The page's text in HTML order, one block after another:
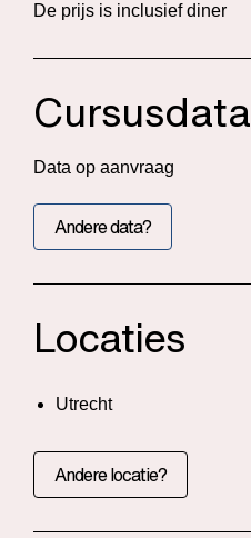
De prijs is inclusief diner
Cursusdata
Data op aanvraag
Andere data?
Locaties
Utrecht
Andere locatie?